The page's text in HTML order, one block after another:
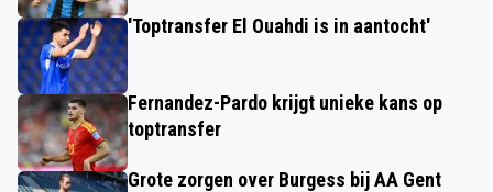
'Toptransfer El Ouahdi is in aantocht'
Fernandez-Pardo krijgt unieke kans op
toptransfer
Grote zorgen over Burgess bij AA Gent